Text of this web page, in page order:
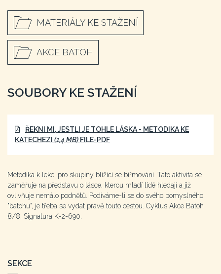
MATERIÁLY KE STAŽENÍ
AKCE BATOH
SOUBORY KE STAŽENÍ
ŘEKNI MI, JESTLI JE TOHLE LÁSKA - METODIKA KE
KATECHEZI (1,4 MB) FILE-PDF
Metodika k lekci pro skupiny blížící se biřmování. Tato aktivita se
zaměřuje na představu o lásce, kterou mladí lidé hledají a již
ovlivňuje nemálo podnětů. Podíváme-li se do svého pomyslného
"batohu", je třeba se vydat právě touto cestou. Cyklus Akce Batoh
8/8. Signatura K-2-690.
SEKCE